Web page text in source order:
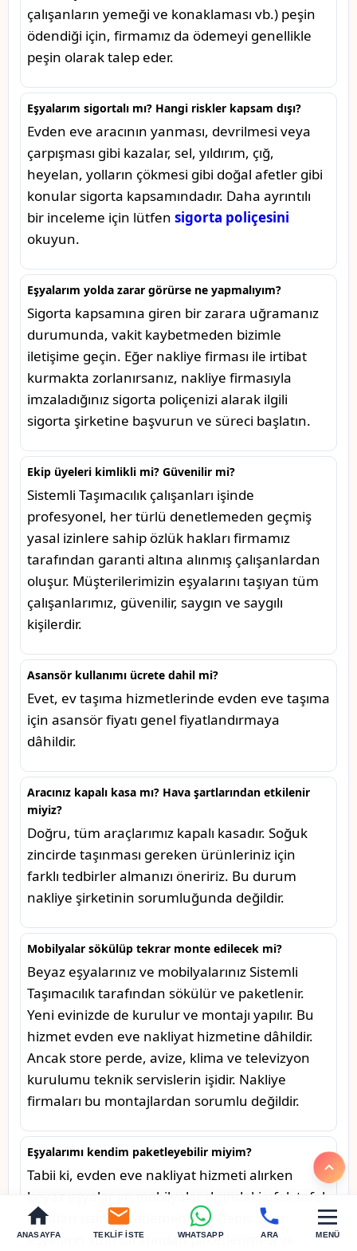
ANASAYFA TEKLIF İSTE WHATSAPP ARA MENÜ
çalışanların yemeği ve konaklaması vb.) peşin
ödendiği için, firmamız da ödemeyi genellikle
peşin olarak talep eder.
Eşyalarım sigortalı mı? Hangi riskler kapsam dışı?
Evden eve aracının yanması, devrilmesi veya
çarpışması gibi kazalar, sel, yıldırım, çığ,
heyelan, yolların çökmesi gibi doğal afetler gibi
konular sigorta kapsamındadır. Daha ayrıntılı
bir inceleme için lütfen sigorta poliçesini
okuyun.
Eşyalarım yolda zarar görürse ne yapmalıyım?
Sigorta kapsamına giren bir zarara uğramanız
durumunda, vakit kaybetmeden bizimle
iletişime geçin. Eğer nakliye firması ile irtibat
kurmakta zorlanırsanız, nakliye firmasıyla
imzaladığınız sigorta poliçenizi alarak ilgili
sigorta şirketine başvurun ve süreci başlatın.
Ekip üyeleri kimlikli mi? Güvenilir mi?
Sistemli Taşımacılık çalışanları işinde
profesyonel, her türlü denetlemeden geçmiş
yasal izinlere sahip özlük hakları firmamız
tarafından garanti altına alınmış çalışanlardan
oluşur. Müşterilerimizin eşyalarını taşıyan tüm
çalışanlarımız, güvenilir, saygın ve saygılı
kişilerdir.
Asansör kullanımı ücrete dahil mi?
Evet, ev taşıma hizmetlerinde evden eve taşıma
için asansör fiyatı genel fiyatlandırmaya
dâhildir.
Aracınız kapalı kasa mı? Hava şartlarından etkilenir
miyiz?
Doğru, tüm araçlarımız kapalı kasadır. Soğuk
zincirde taşınması gereken ürünleriniz için
farklı tedbirler almanızı öneririz. Bu durum
nakliye şirketinin sorumluğunda değildir.
Mobilyalar sökülüp tekrar monte edilecek mi?
Beyaz eşyalarınız ve mobilyalarınız Sistemli
Taşımacılık tarafından sökülür ve paketlenir.
Yeni evinizde de kurulur ve montajı yapılır. Bu
hizmet evden eve nakliyat hizmetine dâhildir.
Ancak store perde, avize, klima ve televizyon
kurulumu teknik servislerin işidir. Nakliye
firmaları bu montajlardan sorumlu değildir.
Eşyalarımı kendim paketleyebilir miyim?
Tabii ki, evden eve nakliyat hizmeti alırken
beyaz eşyalar ve mobilyalar dışındaki ufak tefek
eşyaları sizin paketlemeniz beklenir. Tüm
eşyaların sizin tarafından paketlenmesi ve